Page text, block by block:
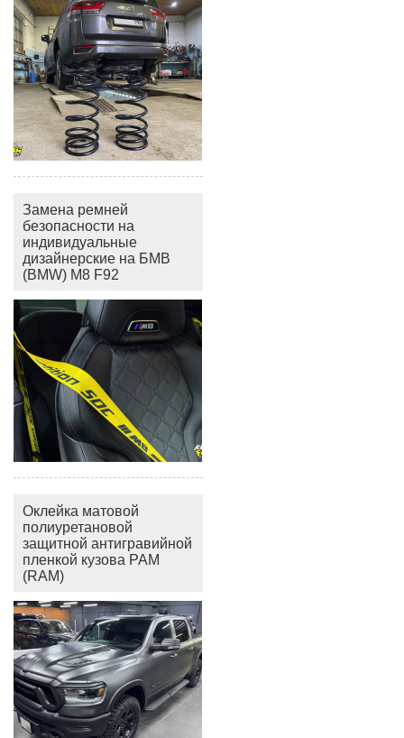
Замена ремней
безопасности на
индивидуальные
дизайнерские на БМВ
(BMW) M8 F92
Оклейка матовой
полиуретановой
защитной антигравийной
пленкой кузова РАМ
(RAM)